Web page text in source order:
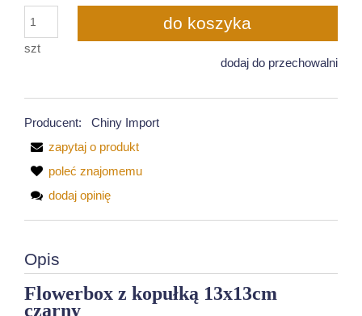
szt
do koszyka
dodaj do przechowalni
Producent:
Chiny Import
zapytaj o produkt
poleć znajomemu
dodaj opinię
Opis
Flowerbox z kopułką 13x13cm
czarny